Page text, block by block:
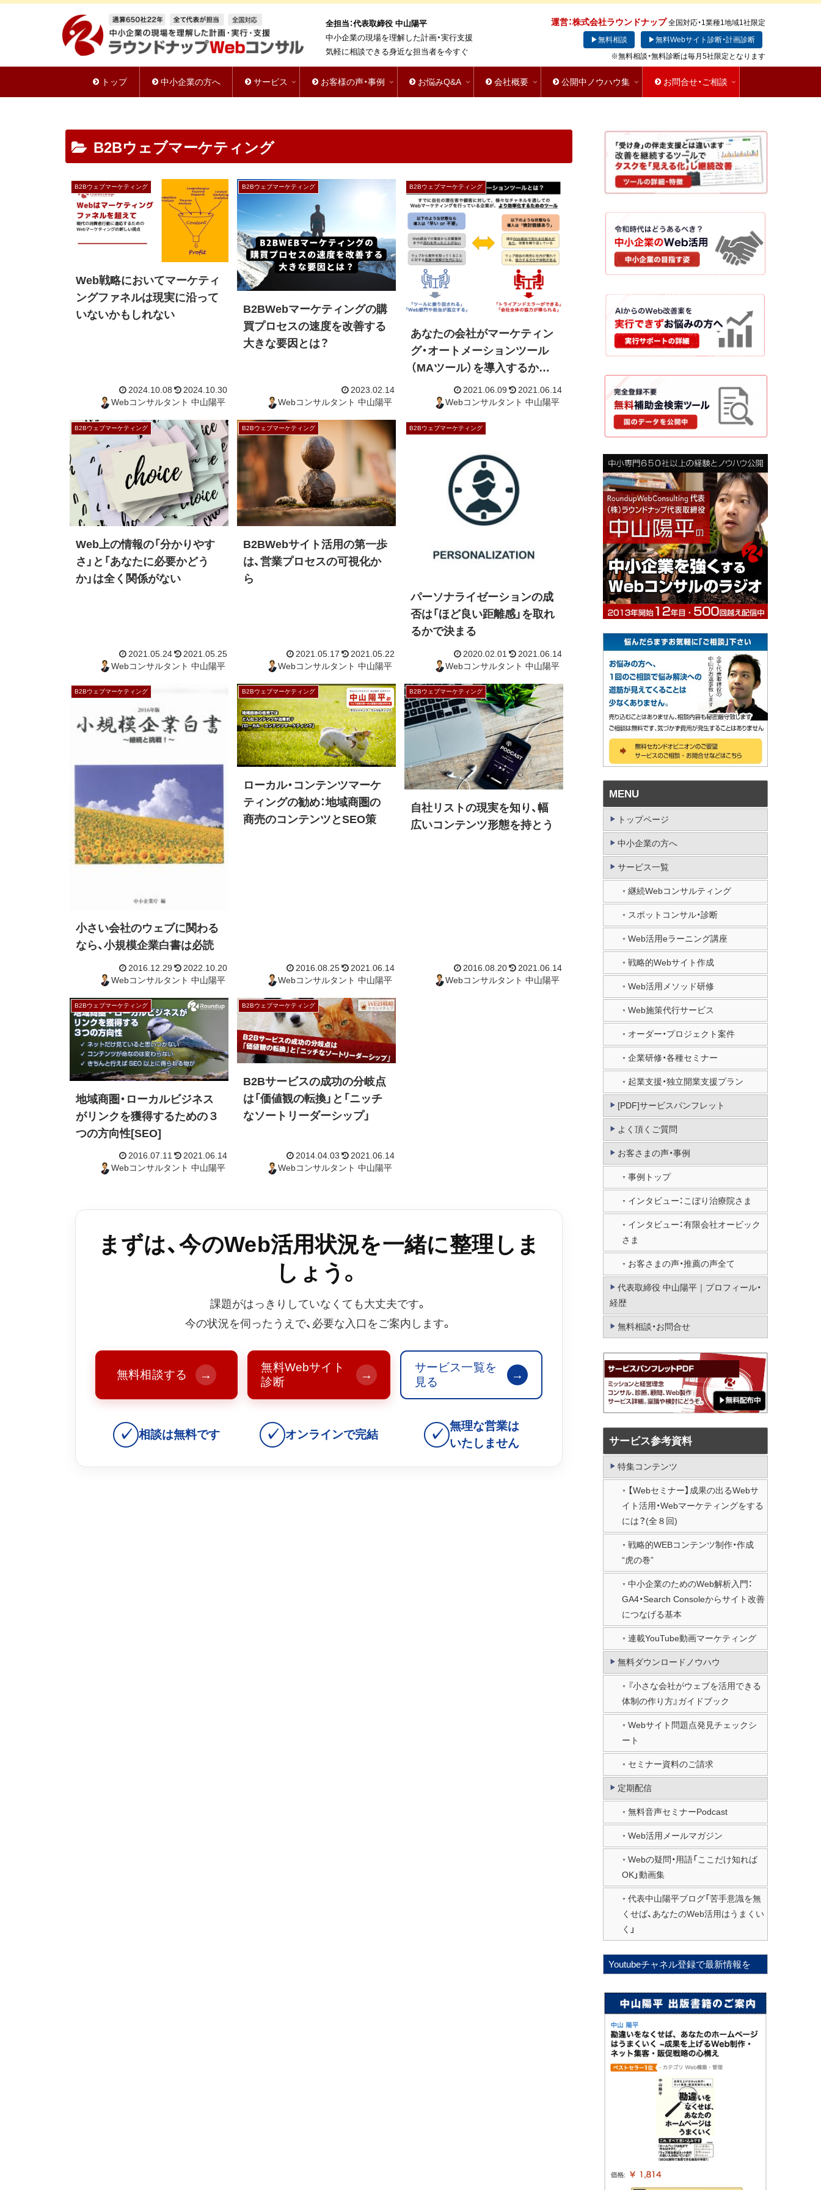
全担当：代表取締役 中山陽平
中小企業の現場を理解した計画・実行支援
気軽に相談できる身近な担当者を今すぐ
運営：株式会社ラウンドナップ 全国対応・1業種1地域1社限定
▶無料相談
▶無料Webサイト診断・計画診断
※無料相談・無料診断は毎月5社限定となります
トップ 中小企業の方へ サービス お客様の声・事例 お悩みQ&A 会社概要 公開中ノウハウ集 お問合せ・ご相談
B2Bウェブマーケティング
B2Bウェブマーケティング
Web戦略においてマーケティ
ングファネルは現実に沿って
いないかもしれない
2024.10.08 2024.10.30
Webコンサルタント 中山陽平
B2Bウェブマーケティング
B2BWebマーケティングの購
買プロセスの速度を改善する
大きな要因とは？
2023.02.14
Webコンサルタント 中山陽平
B2Bウェブマーケティング
あなたの会社がマーケティン
グ・オートメーションツール
（MAツール）を導入するかど
うかの基準とは？
2021.06.14
B2Bウェブマーケティング
Web上の情報の「分かりやす
さ」と「あなたに必要かどう
か」は全く関係がない
2021.05.24
2021.05.25
Webコンサルタント 中山陽平
B2Bウェブマーケティング
B2BWebサイト活用の第一歩
は、営業プロセスの可視化か
ら
2021.05.17
2021.05.22
Webコンサルタント 中山陽平
B2Bウェブマーケティング
パーソナライゼーションの成
否は「ほど良い距離感」を取れ
るかで決まる
2020.02.01
2021.06.14
Webコンサルタント 中山陽平
B2Bウェブマーケティング
小さい会社のウェブに関わる
なら、小規模企業白書は必読
2016.12.29 2022.10.20
B2Bウェブマーケティング
ローカル・コンテンツマーケ
ティングの勧め：地域商圏の
商売のコンテンツとSEO策
2016.08.25
Webコンサルタント 中山陽平
B2Bウェブマーケティング
自社リストの現実を知り、幅
広いコンテンツ形態を持とう
B2Bウェブマーケティング
地域商圏・ローカルビジネス
がリンクを獲得するための３
つの方向性[SEO]
Webコンサルタント 中山陽平
B2Bウェブマーケティング
B2Bサービスの成功の分岐点
は「価値観の転換」と「ニッチ
なソートリーダーシップ」
2014.04.03
Webコンサルタント 中山陽平
まずは、今のWeb活用状況を一緒に整理しま
しょう。
課題がはっきりしていなくても大丈夫です。
今の状況を伺ったうえで、必要な入口をご案内します。
無料相談する →
無料Webサイト
診断
→
サービス一覧を
見る
→
✓ 相談は無料です ✓ オンラインで完結 ✓
無理な営業は
いたしません
MENU
トップページ
中小企業の方へ
サービス一覧
継続Webコンサルティング
スポットコンサル・診断
Web活用eラーニング講座
戦略的Webサイト作成
Web活用メソッド研修
Web施策代行サービス
オーダー・プロジェクト案件
企業研修・各種セミナー
起業支援・独立開業支援プラン
[PDF]サービスパンフレット
よく頂くご質問
お客さまの声・事例
事例トップ
インタビュー：こぼり治療院さま
インタビュー：有限会社オービック
さま
お客さまの声・推薦の声全て
代表取締役 中山陽平｜プロフィール・
経歴
無料相談・お問合せ
サービス参考資料
特集コンテンツ
【Webセミナー】成果の出るWebサ
イト活用・Webマーケティングをする
には？(全８回)
戦略的WEBコンテンツ制作・作成
“虎の巻”
中小企業のためのWeb解析入門：
GA4・Search Consoleからサイト改善
につなげる基本
連載YouTube動画マーケティング
無料ダウンロードノウハウ
『小さな会社がウェブを活用できる
体制の作り方』ガイドブック
Webサイト問題点発見チェックシ
ート
セミナー資料のご請求
定期配信
無料音声セミナーPodcast
Web活用メールマガジン
Webの疑問・用語「ここだけ知れば
OK」動画集
代表中山陽平ブログ「苦手意識を無
くせば、あなたのWeb活用はうまくい
く」
Youtubeチャネル登録で最新情報を